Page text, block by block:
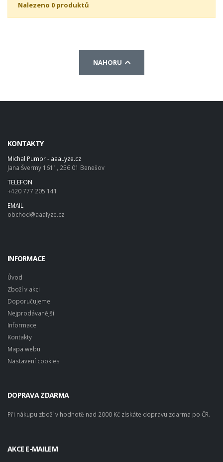
Nalezeno 0 produktů
NAHORU
KONTAKTY
Michal Pumpr - aaaLyze.cz
Jana Švermy 1611, 256 01 Benešov
TELEFON
+420 777 205 141
EMAIL
obchod@aaalyze.cz
INFORMACE
Úvod
Zboží v akci
Doporučujeme
Nejprodávanější
Informace
Kontakty
Mapa webu
Nastavení cookies
DOPRAVA ZDARMA
Při nákupu zboží v hodnotě nad 2000 Kč získáte dopravu zdarma po ČR.
AKCE E-MAILEM